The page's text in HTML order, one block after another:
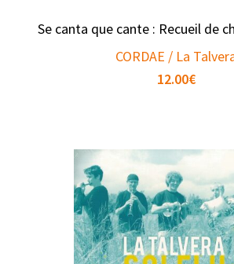
Se canta que cante : Recueil de
CORDAE / La
12.00€